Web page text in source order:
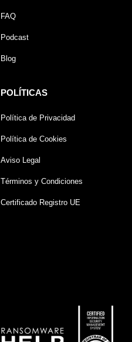
FAQ
Podcast
Blog
POLÍTICAS
Política de Privacidad
Política de Cookies
Aviso Legal
Términos y Condiciones
Certificado Registro UE